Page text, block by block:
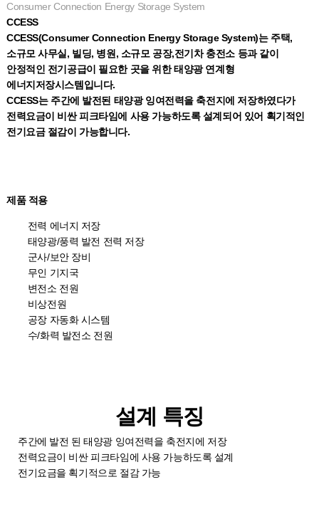
Consumer Connection Energy Storage System
CCESS
CCESS(Consumer Connection Energy Storage System)는 주택,
소규모 사무실, 빌딩, 병원, 소규모 공장,전기차 충전소 등과 같이
안정적인 전기공급이 필요한 곳을 위한 태양광 연계형
에너지저장시스템입니다.
CCESS는 주간에 발전된 태양광 잉여전력을 축전지에 저장하였다가
전력요금이 비싼 피크타임에 사용 가능하도록 설계되어 있어 획기적인
전기요금 절감이 가능합니다.
제품 적용
전력 에너지 저장
태양광/풍력 발전 전력 저장
군사/보안 장비
무인 기지국
변전소 전원
비상전원
공장 자동화 시스템
수/화력 발전소 전원
설계 특징
주간에 발전 된 태양광 잉여전력을 축전지에 저장
전력요금이 비싼 피크타임에 사용 가능하도록 설계
전기요금을 획기적으로 절감 가능